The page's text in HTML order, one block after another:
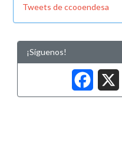
Tweets de ccooendesa
¡Síguenos!